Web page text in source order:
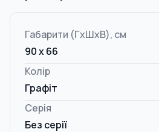
Габарити (ГxШxВ), см
90 х 66
Колір
Графіт
Серія
Без серії